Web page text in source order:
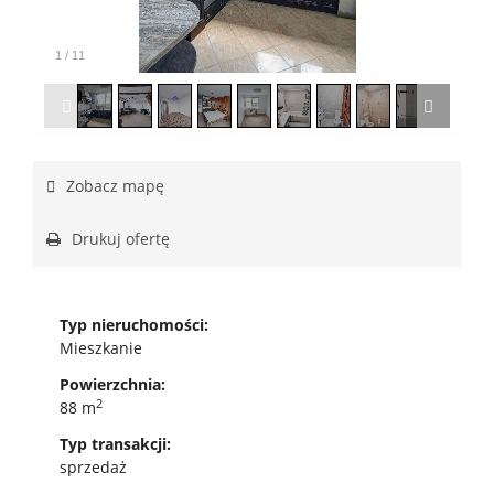
1 / 11
Zobacz mapę
Drukuj ofertę
Typ nieruchomości:
Mieszkanie
Powierzchnia:
88 m2
Typ transakcji:
sprzedaż